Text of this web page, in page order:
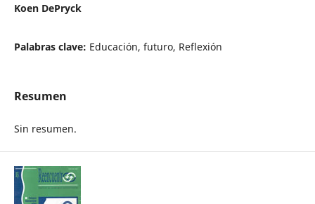
Koen DePryck
Palabras clave: Educación, futuro, Reflexión
Resumen
Sin resumen.